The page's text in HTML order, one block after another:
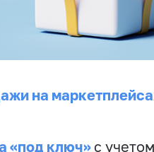
на
«под ключ» с учетом